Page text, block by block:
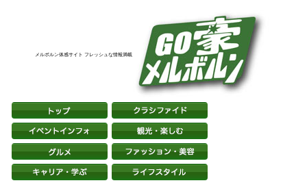
メルボルン体感サイト フレッシュな情報満載